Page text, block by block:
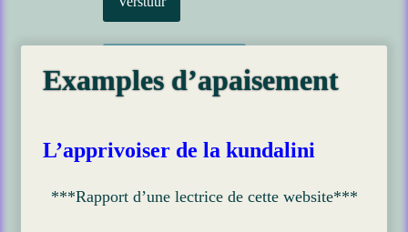
Examples d’apaisement
L’apprivoiser de la kundalini
***Rapport d’une lectrice de cette website***